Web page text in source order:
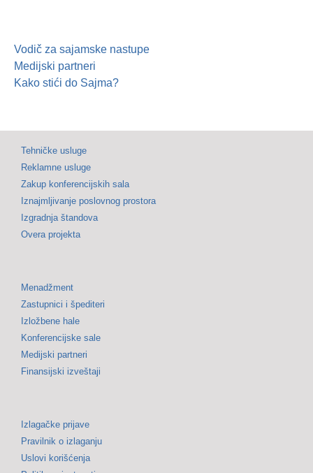
Vodič za sajamske nastupe
Medijski partneri
Kako stići do Sajma?
Tehničke usluge
Reklamne usluge
Zakup konferencijskih sala
Iznajmljivanje poslovnog prostora
Izgradnja štandova
Overa projekta
Menadžment
Zastupnici i špediteri
Izložbene hale
Konferencijske sale
Medijski partneri
Finansijski izveštaji
Izlagačke prijave
Pravilnik o izlaganju
Uslovi korišćenja